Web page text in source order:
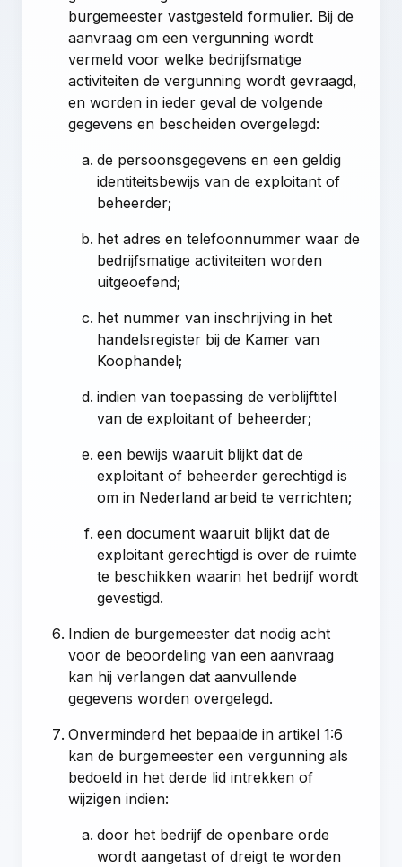
burgemeester vastgesteld formulier. Bij de
aanvraag om een vergunning wordt
vermeld voor welke bedrijfsmatige
activiteiten de vergunning wordt gevraagd,
en worden in ieder geval de volgende
gegevens en bescheiden overgelegd:
de persoonsgegevens en een geldig
identiteitsbewijs van de exploitant of
beheerder;
het adres en telefoonnummer waar de
bedrijfsmatige activiteiten worden
uitgeoefend;
het nummer van inschrijving in het
handelsregister bij de Kamer van
Koophandel;
indien van toepassing de verblijftitel
van de exploitant of beheerder;
een bewijs waaruit blijkt dat de
exploitant of beheerder gerechtigd is
om in Nederland arbeid te verrichten;
een document waaruit blijkt dat de
exploitant gerechtigd is over de ruimte
te beschikken waarin het bedrijf wordt
gevestigd.
Indien de burgemeester dat nodig acht
voor de beoordeling van een aanvraag
kan hij verlangen dat aanvullende
gegevens worden overgelegd.
Onverminderd het bepaalde in artikel 1:6
kan de burgemeester een vergunning als
bedoeld in het derde lid intrekken of
wijzigen indien:
door het bedrijf de openbare orde
wordt aangetast of dreigt te worden